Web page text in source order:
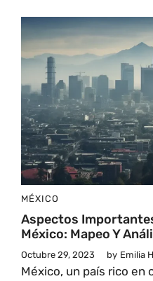
MÉXICO
Aspectos
México: Mapeo Y
Octubre 29, 2023 by Emilia
México, un país rico en